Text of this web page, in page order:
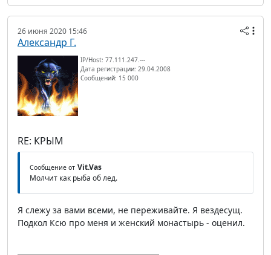
26 июня 2020 15:46
Александр Г.
IP/Host: 77.111.247.---
Дата регистрации: 29.04.2008
Сообщений: 15 000
RE: КРЫМ
Сообщение от Vit.Vas
Молчит как рыба об лед.
Я слежу за вами всеми, не переживайте. Я вездесущ.
Подкол Ксю про меня и женский монастырь - оценил.